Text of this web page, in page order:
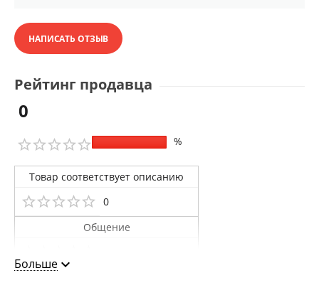
НАПИСАТЬ ОТЗЫВ
Рейтинг продавца
0
%
Товар соответствует описанию
0
Общение
Больше